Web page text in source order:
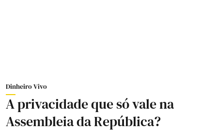
Dinheiro Vivo
A privacidade que só vale na
Assembleia da República?